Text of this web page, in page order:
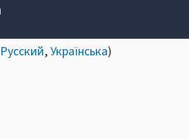
Русский,Українська)